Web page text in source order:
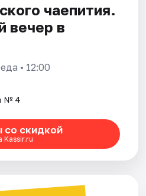
чаепития.
вечер в
• 12:00
№ 4
со скидкой
Kassir.ru